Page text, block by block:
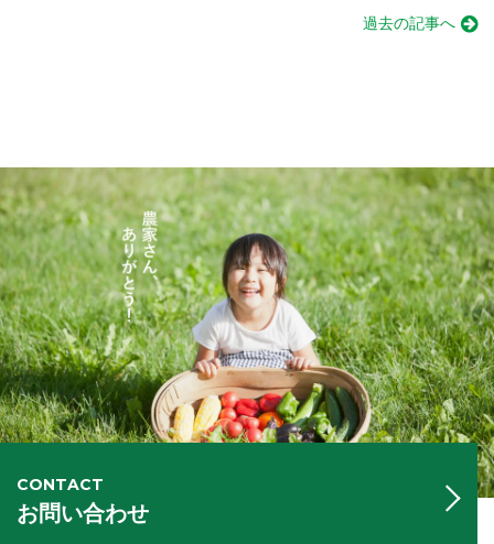
過去の記事へ
CONTACT
お問い合わせ